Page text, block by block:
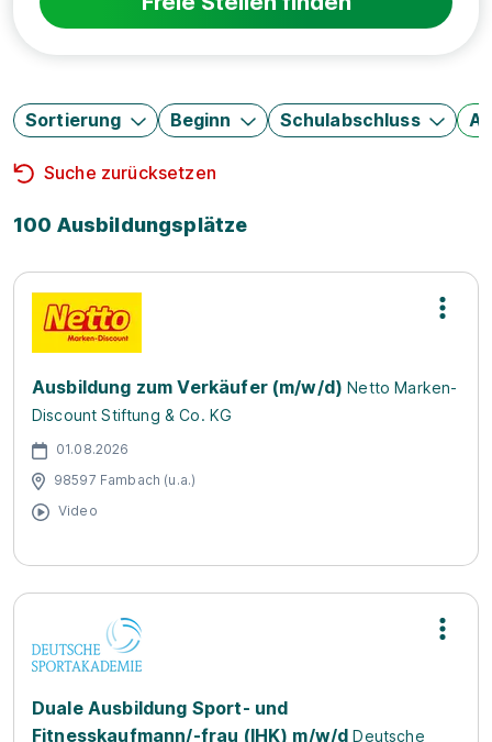
Sortierung Beginn Schulabschluss
Suche zurücksetzen
100 Ausbildungsplätze
Ausbildung zum Verkäufer (m/w/d) Netto Marken-
Discount Stiftung & Co. KG
01.08.2026
98597 Fambach (u.a.)
Video
Duale Ausbildung Sport- und
Fitnesskaufmann/-frau (IHK) m/w/d Deutsche